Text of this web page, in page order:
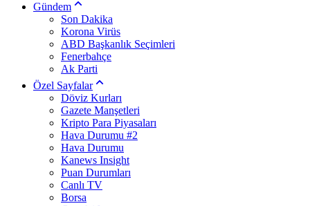
Gündem
Son Dakika
Korona Virüs
ABD Başkanlık Seçimleri
Fenerbahçe
Ak Parti
Özel Sayfalar
Döviz Kurları
Gazete Manşetleri
Kripto Para Piyasaları
Hava Durumu #2
Hava Durumu
Kanews Insight
Puan Durumları
Canlı TV
Borsa